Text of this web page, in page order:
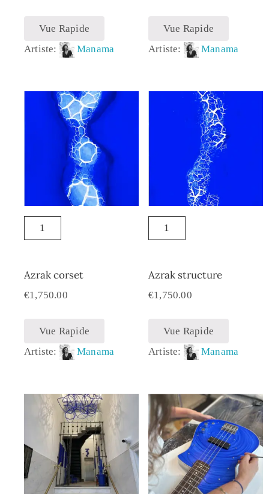
Vue Rapide
Artiste:
Manama
Vue Rapide
Artiste:
Manama
Azrak corset
€1,750.00
Vue Rapide
Artiste:
Manama
Azrak structure
€1,750.00
Vue Rapide
Artiste:
Manama